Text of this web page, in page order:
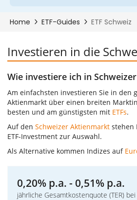
Investieren in die
Wie investiere ich in
Am einfachsten investieren Sie in den
Aktienmarkt über einen breiten
besten und am günstigsten mit ETFs.
Auf den Schweizer Aktienmarkt stehen
ETF-Investment zur Auswahl.
Als Alternative kommen Indizes auf
0,20% p.a. - 0,51% p.a.
jährliche Gesamtkostenquote (TER) bei